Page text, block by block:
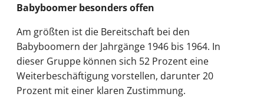
Babyboomer besonders offen
Am größten ist die Bereitschaft bei den
Babyboomern der Jahrgänge 1946 bis 1964. In
dieser Gruppe können sich 52 Prozent eine
Weiterbeschäftigung vorstellen, darunter 20
Prozent mit einer klaren Zustimmung.